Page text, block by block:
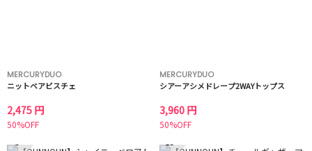
MERCURYDUO
ニットベアビスチェ
2,475 円
50%OFF
MERCURYDUO
シアーアシメドレープ2WAYトップス
3,960 円
50%OFF
9 10